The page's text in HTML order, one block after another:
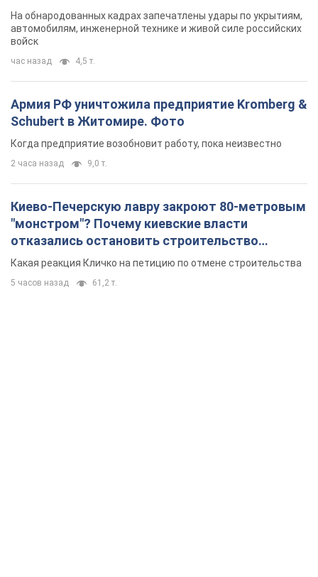
На обнародованных кадрах запечатлены удары по укрытиям,
автомобилям, инженерной технике и живой силе российских
войск
час назад 4,5 т.
Армия РФ уничтожила предприятие Kromberg &
Schubert в Житомире. Фото
Когда предприятие возобновит работу, пока неизвестно
2 часа назад 9,0 т.
Киево-Печерскую лавру закроют 80-метровым
"монстром"? Почему киевские власти
отказались остановить строительство
небоскреба "московского верующего"
Какая реакция Кличко на петицию по отмене строительства
5 часов назад 61,2 т.